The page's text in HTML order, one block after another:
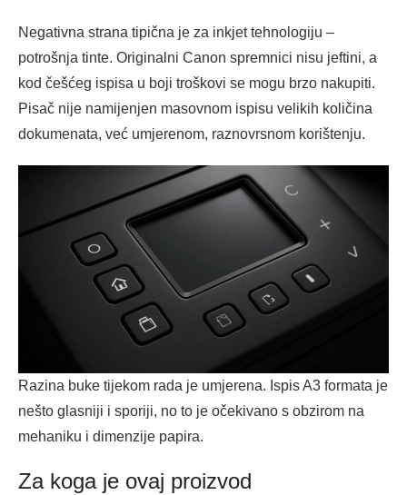
Negativna strana tipična je za inkjet tehnologiju –
potrošnja tinte. Originalni Canon spremnici nisu jeftini, a
kod češćeg ispisa u boji troškovi se mogu brzo nakupiti.
Pisač nije namijenjen masovnom ispisu velikih količina
dokumenata, već umjerenom, raznovrsnom korištenju.
Razina buke tijekom rada je umjerena. Ispis A3 formata je
nešto glasniji i sporiji, no to je očekivano s obzirom na
mehaniku i dimenzije papira.
Za koga je ovaj proizvod